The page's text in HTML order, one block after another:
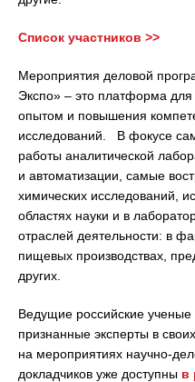
Список участников >>
Мероприятия деловой
Экспо» – это платформа для
опытом и повышения
исследований. В фокусе
работы аналитической
и автоматизации, самые
химических исследований,
областях науки и в
отраслей деятельности: в
пищевых производствах,
других.
Ведущие российские
признанные эксперты в
на мероприятиях научно-
докладчиков уже доступны в